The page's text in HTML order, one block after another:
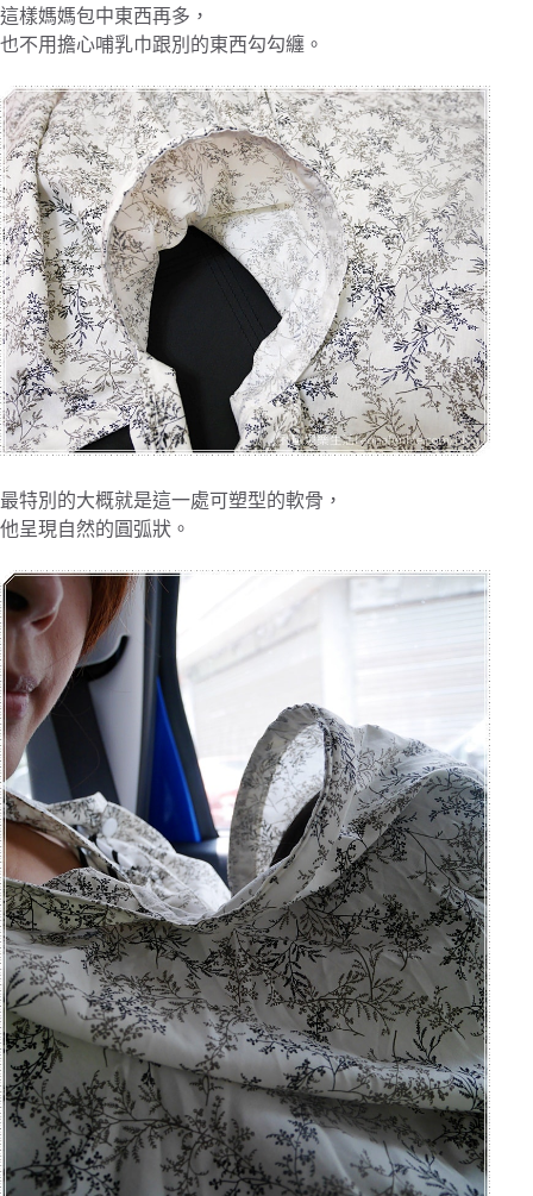
這樣媽媽包中東西再多，
也不用擔心哺乳巾跟別的東西勾勾纏。
最特別的大概就是這一處可塑型的軟骨，
他呈現自然的圓弧狀。